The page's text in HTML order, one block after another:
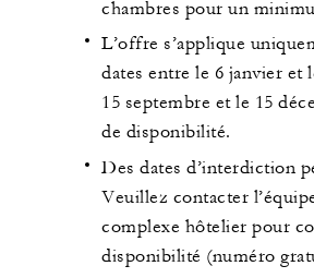
chambres pour un
L’offre s’applique
dates entre le 6 janvier et
15 septembre et le 15
de disponibilité.
Des dates d’interdiction
Veuillez contacter
complexe hôtelier pour
disponibilité (numéro